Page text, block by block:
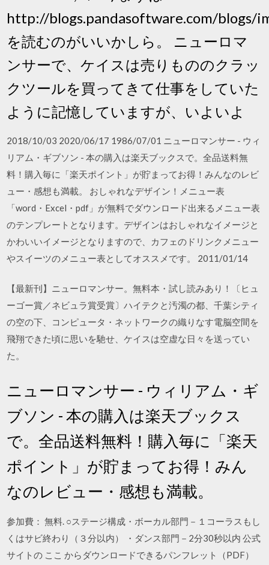
http://blogs.pandasoftware.com/blogs/
を読むのがいいかしら。 ニューロマ
ンサーで、ケイスは売りもののクラッ
クツールを買ってきて仕事をしていた
ように記憶していますが、いよいよ
2018/10/03 2020/06/17 1986/07/01 ニューロマンサー - ウィ
リアム・ギブソン - 本の購入は楽天ブックスで。全品送料無
料！購入毎に「楽天ポイント」が貯まってお得！みんなのレビ
ュー・感想も満載。 おしゃれなデザイン！メニュー表
「word・Excel・pdf」が無料でダウンロード出来るメニュー表
のテンプレートとなります。デザインはおしゃれなイメージと
かわいいイメージとなりますので、カフェのドリンクメニュー
やスイーツのメニュー表としてオススメです。 2011/01/14
【最新刊】ニューロマンサー。無料本・試し読みあり！〔ヒュ
ーゴー賞／ネビュラ賞受賞〕ハイテクと汚濁の都、千葉シティ
の空の下、コンピュータ・ネットワークの織りなす電脳空間を
飛翔できた頃に思いを馳せ、ケイスは空虚な日々を送ってい
た。
ニューロマンサー - ウィリアム・ギ
ブソン - 本の購入は楽天ブックス
で。全品送料無料！購入毎に「楽天
ポイント」が貯まってお得！みん
なのレビュー・感想も満載。
参加費： 無料. ○ステージ構成・ボーカル部門－１コーラスもし
くはサビ終わり（３分以内） ・ダンス部門－2分30秒以内 公式
サイトの ここ からダウンロードできるパンフレット（PDF）